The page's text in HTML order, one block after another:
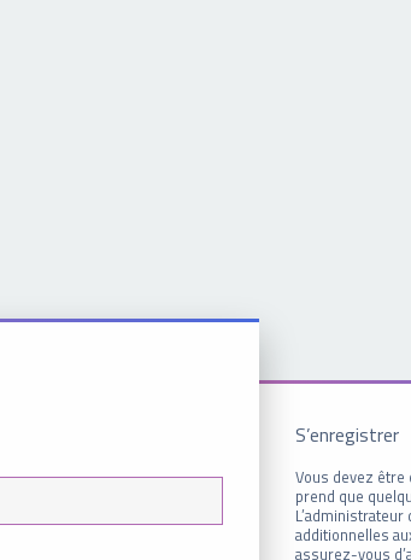
S’enregistrer
Vous devez être
prend que
additionnelles
assurez-vous